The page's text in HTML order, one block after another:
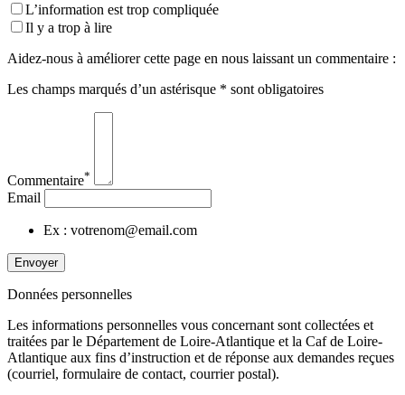
L’information est trop compliquée
Il y a trop à lire
Aidez-nous à améliorer cette page en nous laissant un commentaire :
Les champs marqués d’un astérisque * sont obligatoires
Commentaire*
Email
Ex : votrenom@email.com
Envoyer
Données personnelles
Les informations personnelles vous concernant sont collectées et
traitées par le Département de Loire-Atlantique et la Caf de Loire-
Atlantique aux fins d’instruction et de réponse aux demandes reçues
(courriel, formulaire de contact, courrier postal).